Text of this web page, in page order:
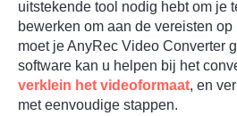
uitstekende tool nodig hebt om je
bewerken om aan de vereisten
moet je AnyRec Video Converter
software kan u helpen bij het
verklein het videoformaat, en
met eenvoudige stappen.